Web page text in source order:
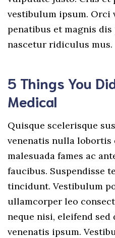
vestibulum ipsum. Orci
penatibus et magnis
nascetur ridiculus mus.
5 Things You
Medical
Quisque scelerisque
venenatis nulla lobortis
malesuada fames ac
faucibus. Suspendisse
tincidunt. Vestibulum
ullamcorper leo
neque nisi, eleifend sed
venenatis ipsum.